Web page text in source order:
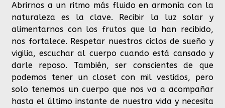
Abrirnos a un ritmo más fluido en armonía con la
naturaleza es la clave. Recibir la luz solar y
alimentarnos con los frutos que la han recibido,
nos fortalece. Respetar nuestros ciclos de sueño y
vigilia, escuchar al cuerpo cuando está cansado y
darle reposo. También, ser conscientes de que
podemos tener un closet con mil vestidos, pero
solo tenemos un cuerpo que nos va a acompañar
hasta el último instante de nuestra vida y necesita